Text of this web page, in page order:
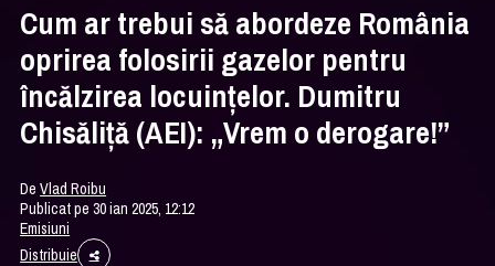
Cum ar trebui să abordeze România
oprirea folosirii gazelor pentru
încălzirea locuințelor. Dumitru
Chisăliță (AEI): „Vrem o derogare!”
DeVlad Roibu
Publicat pe 30 ian 2025, 12:12
Emisiuni
Distribuie